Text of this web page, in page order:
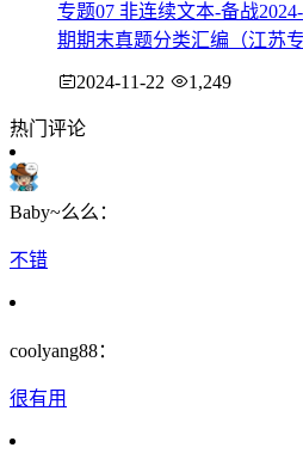
专题07 非连续文本-备战
期期末真题分类汇编（江苏专
2024-11-22 1,249
热门评论
Baby~么么：
不错
coolyang88：
很有用